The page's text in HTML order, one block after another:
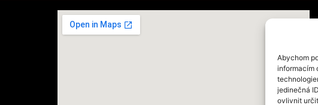
Abychom
informacím
jedinečná
ovlivnit